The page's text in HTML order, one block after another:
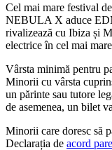
Cel mai mare festival
NEBULA X aduce
rivalizează cu Ibiza și
electrice în cel mai
Vârsta minimă pentru
Minorii cu vârsta
un părinte sau tutore
de asemenea, un bilet
Minorii care doresc să
Declarația de acord